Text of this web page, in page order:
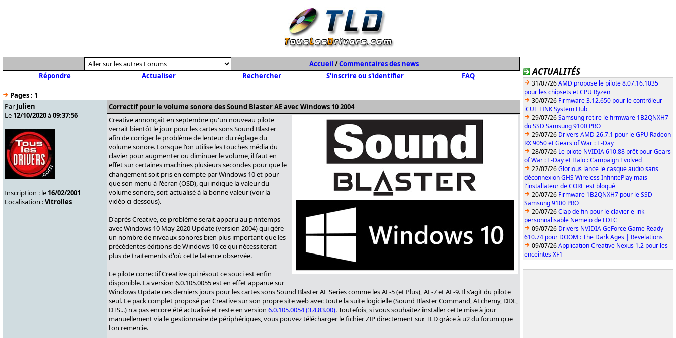
ACTUALITÉS
31/07/26AMD propose le pilote 8.07.16.1035
pour les chipsets et CPU Ryzen
30/07/26 Firmware 3.12.650 pour le contrôleur
iCUE LINK System Hub
29/07/26Samsung retire le firmware 1B2QNXH7
du SSD Samsung 9100 PRO
29/07/26 Drivers AMD 26.7.1 pour le GPU Radeon
RX 9050 et Gears of War : E-Day
28/07/26 Le pilote NVIDIA 610.88 prêt pour Gears
of War : E-Day et Halo : Campaign Evolved
22/07/26Glorious lance le casque audio sans
déconnexion GHS Wireless InfinitePlay mais
l'installateur de CORE est bloqué
20/07/26 Firmware 1B2QNXH7 pour le SSD
Samsung 9100 PRO
20/07/26Clap de fin pour le clavier e-ink
personnalisable Nemeio de LDLC
09/07/26 Drivers NVIDIA GeForce Game Ready
610.74 pour DOOM : The Dark Ages | Revelations
09/07/26Application Creative Nexus 1.2 pour les
enceintes XF1
Accueil /Commentaires des news
Répondre
Actualiser Rechercher S'inscrire ou s'identifier FAQ
Pages : 1
Par Julien
Le 12/10/2020à09:37:56
Inscription : le 16/02/2001
Localisation :Vitrolles
Correctif pour le volume sonore des Sound Blaster AE avec Windows 10 2004
Creative annonçait en septembre qu'un nouveau pilote
verrait bientôt le jour pour les cartes sons Sound Blaster
afin de corriger le problème de lenteur du réglage du
volume sonore. Lorsque l'on utilise les touches média du
clavier pour augmenter ou diminuer le volume, il faut en
effet sur certaines machines plusieurs secondes pour que le
changement soit pris en compte par Windows 10 et pour
que son menu à l'écran (OSD), qui indique la valeur du
volume sonore, soit actualisé à la bonne valeur (voir la
vidéo ci-dessous).
D'après Creative, ce problème serait apparu au printemps
avec Windows 10 May 2020 Update (version 2004) qui gère
un nombre de niveaux sonores bien plus important que les
précédentes éditions de Windows 10 ce qui nécessiterait
plus de traitements d'où cette latence observée.
Le pilote correctif Creative qui résout ce souci est enfin
disponible. La version 6.0.105.0055 est en effet apparue sur
Windows Update ces derniers jours pour les cartes sons Sound Blaster AE Series comme les AE-5 (et Plus), AE-7 et AE-9. Il s'agit du pilote
seul. Le pack complet proposé par Creative sur son propre site web avec toute la suite logicielle (Sound Blaster Command, ALchemy, DDL,
DTS...) n'a pas encore été actualisé et reste en version 6.0.105.0054 (3.4.83.00). Toutefois, si vous souhaitez installer cette mise à jour
manuellement via le gestionnaire de périphériques, vous pouvez télécharger le fichier ZIP directement sur TLD grâce à u2 du forum que
l'on remercie.